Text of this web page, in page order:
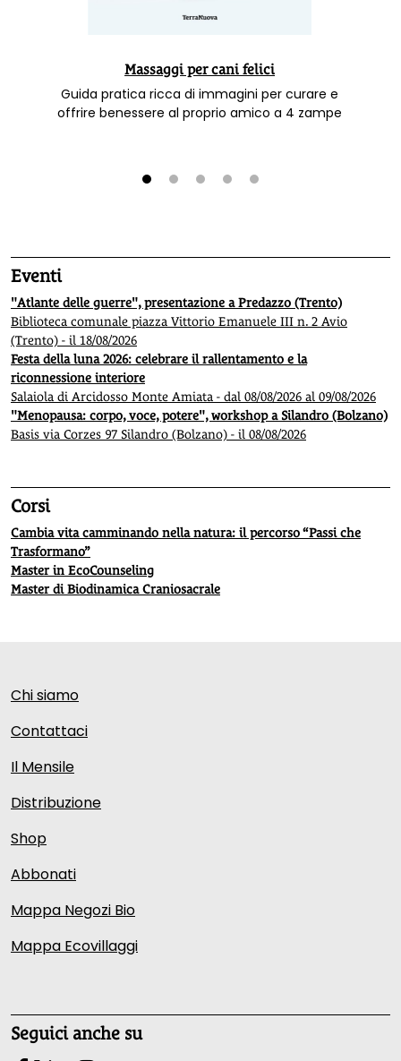
Massaggi per cani felici
Guida pratica ricca di immagini per curare e
offrire benessere al proprio amico a 4 zampe
Eventi
"Atlante delle guerre", presentazione a Predazzo (Trento)
Biblioteca comunale piazza Vittorio Emanuele III n. 2 Avio
(Trento) - il 18/08/2026
Festa della luna 2026: celebrare il rallentamento e la
riconnessione interiore
Salaiola di Arcidosso Monte Amiata - dal 08/08/2026 al 09/08/2026
"Menopausa: corpo, voce, potere", workshop a Silandro (Bolzano)
Basis via Corzes 97 Silandro (Bolzano) - il 08/08/2026
Corsi
Cambia vita camminando nella natura: il percorso “Passi che
Trasformano”
Master in EcoCounseling
Master di Biodinamica Craniosacrale
Chi siamo
Contattaci
Il Mensile
Distribuzione
Shop
Abbonati
Mappa Negozi Bio
Mappa Ecovillaggi
Seguici anche su